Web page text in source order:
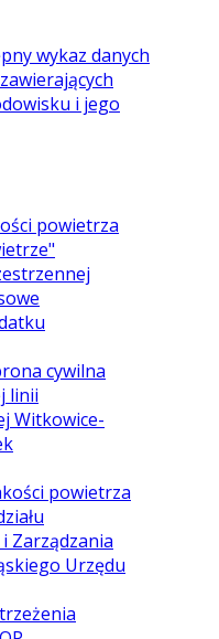
wykaz danych
i jego
powietrza
cywilna
linii
Witkowice-
powietrza
Zarządzania
Urzędu